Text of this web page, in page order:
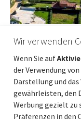
Preis 399 000 €
Gesamtfläche
157 m²
Wir verwenden
Wenn Sie auf
der Verwendung
Darstellung und
gewährleisten, den
Werbung gezielt zu
Präferenzen in den